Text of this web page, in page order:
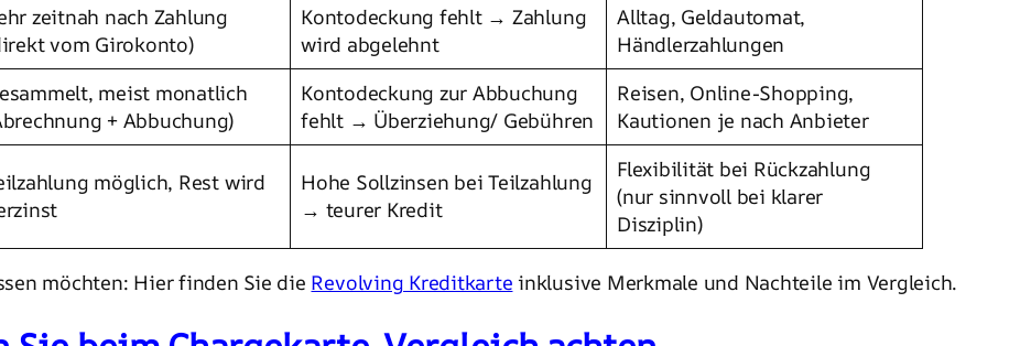
zeitnah nach Zahlung
vom Girokonto)
Kontodeckung fehlt → Zahlung
wird abgelehnt
Alltag, Geldautomat,
Händlerzahlungen
meist monatlich
+ Abbuchung)
Kontodeckung zur Abbuchung
fehlt → Überziehung/ Gebühren
Reisen, Online-Shopping,
Kautionen je nach Anbieter
möglich, Rest wird
Hohe Sollzinsen bei Teilzahlung
→ teurer Kredit
Flexibilität bei Rückzahlung
(nur sinnvoll bei klarer
Disziplin)
möchten: Hier finden Sie die Revolving Kreditkarte inklusive Merkmale und Nachteile im Vergleich.